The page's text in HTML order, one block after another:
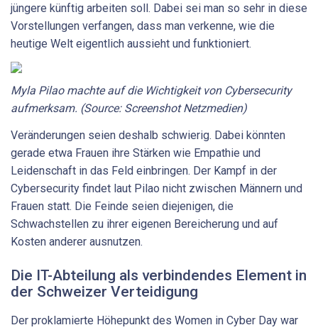
jüngere künftig arbeiten soll. Dabei sei man so sehr in diese
Vorstellungen verfangen, dass man verkenne, wie die
heutige Welt eigentlich aussieht und funktioniert.
Myla Pilao machte auf die Wichtigkeit von Cybersecurity
aufmerksam. (Source: Screenshot Netzmedien)
Veränderungen seien deshalb schwierig. Dabei könnten
gerade etwa Frauen ihre Stärken wie Empathie und
Leidenschaft in das Feld einbringen. Der Kampf in der
Cybersecurity findet laut Pilao nicht zwischen Männern und
Frauen statt. Die Feinde seien diejenigen, die
Schwachstellen zu ihrer eigenen Bereicherung und auf
Kosten anderer ausnutzen.
Die IT-Abteilung als verbindendes Element in
der Schweizer Verteidigung
Der proklamierte Höhepunkt des Women in Cyber Day war